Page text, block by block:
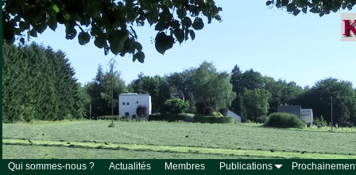
Qui sommes-nous ? Actualités Membres Publications